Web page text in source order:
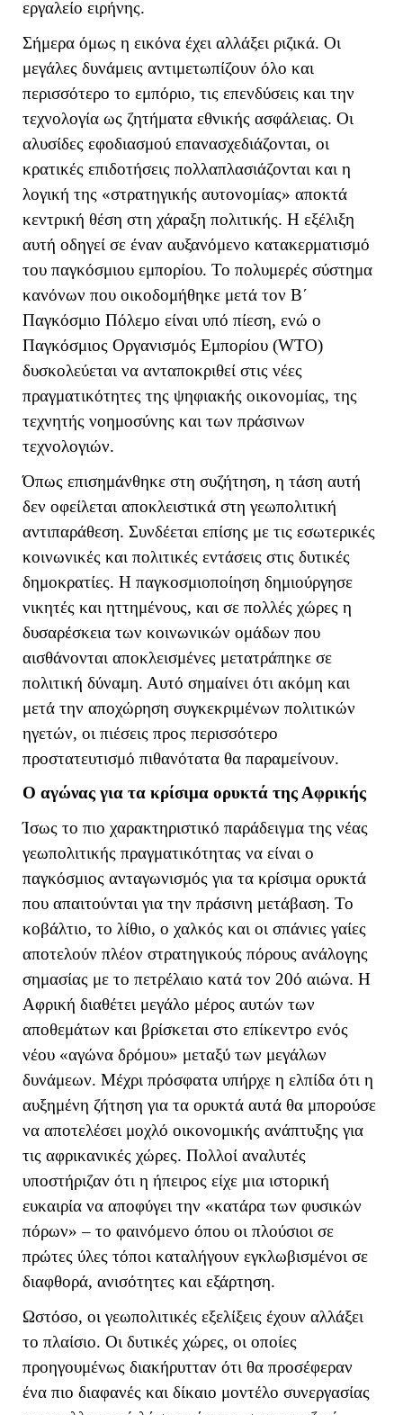
εργαλείο ειρήνης.
Σήμερα όμως η εικόνα έχει αλλάξει ριζικά. Οι
μεγάλες δυνάμεις αντιμετωπίζουν όλο και
περισσότερο το εμπόριο, τις επενδύσεις και την
τεχνολογία ως ζητήματα εθνικής ασφάλειας. Οι
αλυσίδες εφοδιασμού επανασχεδιάζονται, οι
κρατικές επιδοτήσεις πολλαπλασιάζονται και η
λογική της «στρατηγικής αυτονομίας» αποκτά
κεντρική θέση στη χάραξη πολιτικής. Η εξέλιξη
αυτή οδηγεί σε έναν αυξανόμενο κατακερματισμό
του παγκόσμιου εμπορίου. Το πολυμερές σύστημα
κανόνων που οικοδομήθηκε μετά τον Β΄
Παγκόσμιο Πόλεμο είναι υπό πίεση, ενώ ο
Παγκόσμιος Οργανισμός Εμπορίου (WTO)
δυσκολεύεται να ανταποκριθεί στις νέες
πραγματικότητες της ψηφιακής οικονομίας, της
τεχνητής νοημοσύνης και των πράσινων
τεχνολογιών.
Όπως επισημάνθηκε στη συζήτηση, η τάση αυτή
δεν οφείλεται αποκλειστικά στη γεωπολιτική
αντιπαράθεση. Συνδέεται επίσης με τις εσωτερικές
κοινωνικές και πολιτικές εντάσεις στις δυτικές
δημοκρατίες. Η παγκοσμιοποίηση δημιούργησε
νικητές και ηττημένους, και σε πολλές χώρες η
δυσαρέσκεια των κοινωνικών ομάδων που
αισθάνονται αποκλεισμένες μετατράπηκε σε
πολιτική δύναμη. Αυτό σημαίνει ότι ακόμη και
μετά την αποχώρηση συγκεκριμένων πολιτικών
ηγετών, οι πιέσεις προς περισσότερο
προστατευτισμό πιθανότατα θα παραμείνουν.
Ο αγώνας για τα κρίσιμα ορυκτά της Αφρικής
Ίσως το πιο χαρακτηριστικό παράδειγμα της νέας
γεωπολιτικής πραγματικότητας να είναι ο
παγκόσμιος ανταγωνισμός για τα κρίσιμα ορυκτά
που απαιτούνται για την πράσινη μετάβαση. Το
κοβάλτιο, το λίθιο, ο χαλκός και οι σπάνιες γαίες
αποτελούν πλέον στρατηγικούς πόρους ανάλογης
σημασίας με το πετρέλαιο κατά τον 20ό αιώνα. Η
Αφρική διαθέτει μεγάλο μέρος αυτών των
αποθεμάτων και βρίσκεται στο επίκεντρο ενός
νέου «αγώνα δρόμου» μεταξύ των μεγάλων
δυνάμεων. Μέχρι πρόσφατα υπήρχε η ελπίδα ότι η
αυξημένη ζήτηση για τα ορυκτά αυτά θα μπορούσε
να αποτελέσει μοχλό οικονομικής ανάπτυξης για
τις αφρικανικές χώρες. Πολλοί αναλυτές
υποστήριζαν ότι η ήπειρος είχε μια ιστορική
ευκαιρία να αποφύγει την «κατάρα των φυσικών
πόρων» – το φαινόμενο όπου οι πλούσιοι σε
πρώτες ύλες τόποι καταλήγουν εγκλωβισμένοι σε
διαφθορά, ανισότητες και εξάρτηση.
Ωστόσο, οι γεωπολιτικές εξελίξεις έχουν αλλάξει
το πλαίσιο. Οι δυτικές χώρες, οι οποίες
προηγουμένως διακήρυτταν ότι θα προσέφεραν
ένα πιο διαφανές και δίκαιο μοντέλο συνεργασίας